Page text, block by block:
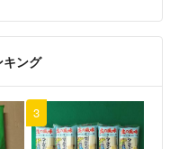
キング
3